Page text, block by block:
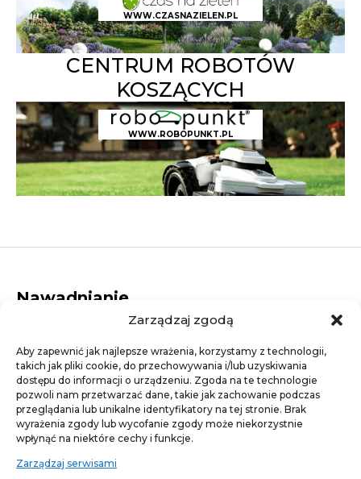
Zarządzaj zgodą
Aby zapewnić jak najlepsze wrażenia, korzystamy z technologii,
takich jak pliki cookie, do przechowywania i/lub uzyskiwania
dostępu do informacji o urządzeniu. Zgoda na te technologie
pozwoli nam przetwarzać dane, takie jak zachowanie podczas
przeglądania lub unikalne identyfikatory na tej stronie. Brak
wyrażenia zgody lub wycofanie zgody może niekorzystnie
wpłynąć na niektóre cechy i funkcje.
Zarządzaj serwisami
WWW.CZASNAZIELEN.PL
CENTRUM ROBOTÓW
KOSZĄCYCH
WWW.ROBOPUNKT.PL
Nawadnianie
Dysze statyczne
Studzienki elektrozaworowe
Linie kroplujące
Złączki
Artykuły ogrodnicze
Agrotkaniny
Trawa - nasiona traw
Nawozy trawnikowe